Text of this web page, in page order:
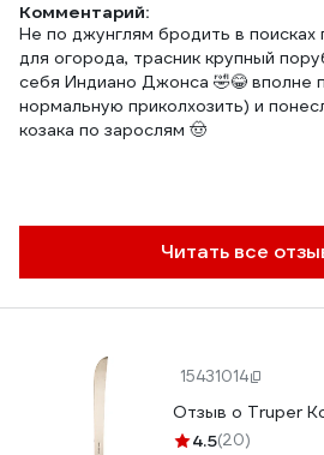
Комментарий:
Не по джунглям бродить в поисках
для огорода, трасник крупный
себя Индиано Джонса 🤣😂 вполне
нормальную приколхозить) и
козака по зарослям 🤠
Читать все
15431014
Отзыв о Truper
4.5(20)